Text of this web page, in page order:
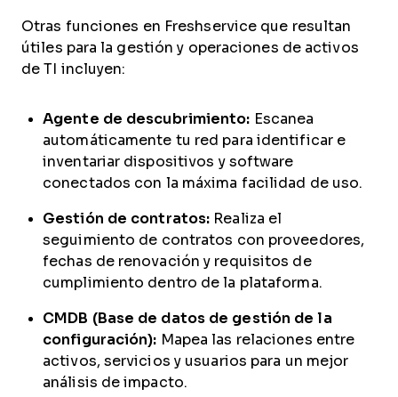
Otras funciones en Freshservice que resultan
útiles para la gestión y operaciones de activos
de TI incluyen:
Agente de descubrimiento: Escanea
automáticamente tu red para identificar e
inventariar dispositivos y software
conectados con la máxima facilidad de uso.
Gestión de contratos: Realiza el
seguimiento de contratos con proveedores,
fechas de renovación y requisitos de
cumplimiento dentro de la plataforma.
CMDB (Base de datos de gestión de la
configuración): Mapea las relaciones entre
activos, servicios y usuarios para un mejor
análisis de impacto.